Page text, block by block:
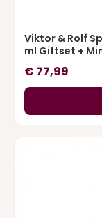
Viktor & Rolf
ml Giftset +
€ 77,99